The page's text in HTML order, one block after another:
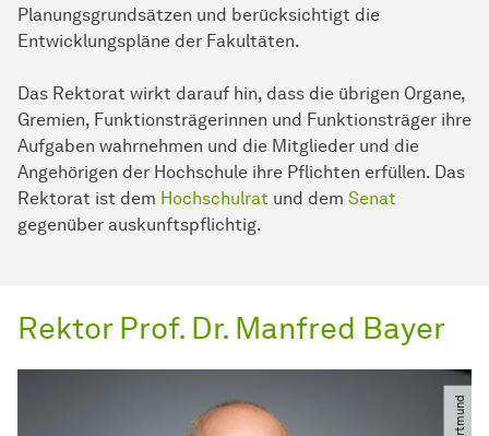
Planungsgrundsätzen und berücksichtigt die
Entwicklungspläne der Fakultäten.
Das Rektorat wirkt darauf hin, dass die übrigen Organe,
Gremien, Funktionsträgerinnen und Funktionsträger ihre
Aufgaben wahrnehmen und die Mitglieder und die
Angehörigen der Hochschule ihre Pflichten erfüllen. Das
Rektorat ist dem Hochschulrat und dem Senat
gegenüber auskunftspflichtig.
Rektor Prof. Dr. Manfred Bayer